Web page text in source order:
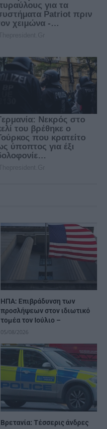
ΗΠΑ: Επιβράδυνση των
προσλήψεων στον ιδιωτικό
τομέα τον Ιούλιο –
05/08/2026
Βρετανία: Τέσσερις άνδρες